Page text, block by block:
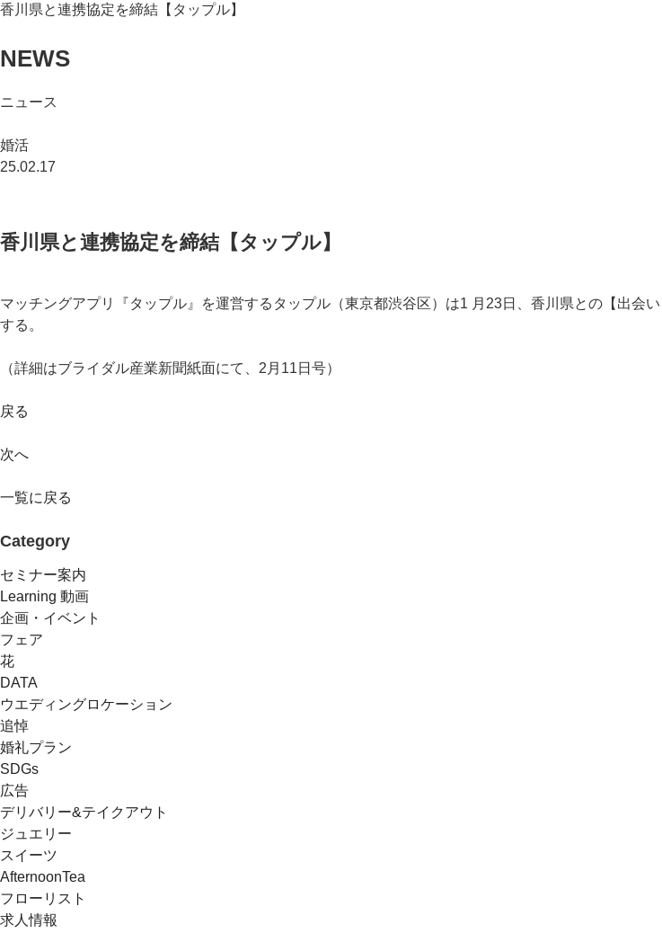
香川県と連携協定を締結【タップル】
NEWS
ニュース
婚活
25.02.17
香川県と連携協定を締結【タップル】
マッチングアプリ『タップル』を運営するタップル（東京都渋谷区）は1 月23日、香川県との【出会
する。
（詳細はブライダル産業新聞紙面にて、2月11日号）
戻る
次へ
一覧に戻る
Category
セミナー案内
Learning 動画
企画・イベント
フェア
花
DATA
ウエディングロケーション
追悼
婚礼プラン
SDGs
広告
デリバリー&テイクアウト
ジュエリー
スイーツ
AfternoonTea
フローリスト
求人情報